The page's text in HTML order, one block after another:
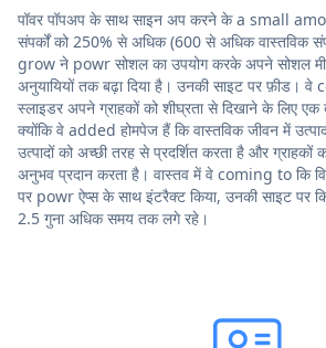
पॉवर पॉपअप के साथ साइन अप करने के a small
संपर्कों को 250% से अधिक (600 से अधिक वास्तविक
grow ने powr सोशल का उपयोग करके अपने सोशल
अनुयायियों तक बढ़ा दिया है। उनकी साइट पर फ़ीड।
स्लाइडर अपने ग्राहकों को शीघ्रता से दिखाने के लिए
क्योंकि वे added होमपेज हैं कि वास्तविक जीवन में
उत्पादों को अच्छी तरह से प्रदर्शित करता है और
अनुभव प्रदान करता है। वास्तव में वे coming to कि
पर powr ऐप्स के साथ इंटरैक्ट किया, उनकी साइट पर
2.5 गुना अधिक समय तक लगे रहे।